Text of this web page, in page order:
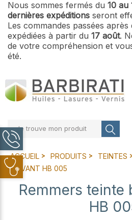
Nous sommes fermés du 10 au
dernières expéditions seront
Les commandes passées
expédiées à partir du 17 août.
de votre compréhension et
été.
Je trouve mon produit
ACCUEIL PRODUITS TEINTES
SOLVANT HB 005
Remmers teinte
HB